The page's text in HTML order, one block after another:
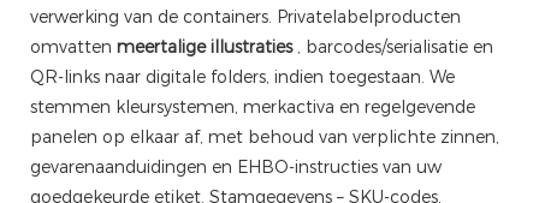
verwerking van de containers. Privatelabelproducten
omvatten meertalige illustraties, barcodes/serialisatie en
QR-links naar digitale folders, indien toegestaan. We
stemmen kleursystemen, merkactiva en regelgevende
panelen op elkaar af, met behoud van verplichte zinnen,
gevarenaanduidingen en EHBO-instructies van uw
goedgekeurde etiket. Stamgegevens – SKU-codes,